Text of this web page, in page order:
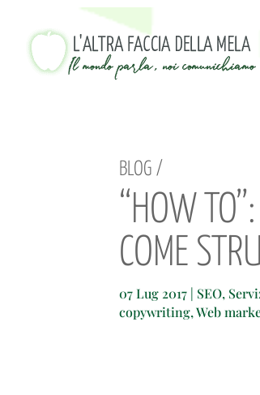
BLOG /
“HOW
COME
07 Lug 2017 | SEO,
copywriting,Web